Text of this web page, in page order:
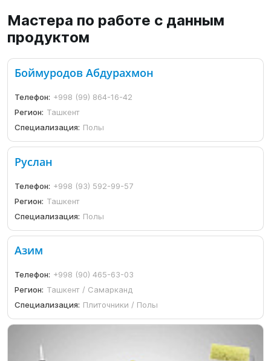
Мастера по работе с данным
продуктом
Боймуродов Абдурахмон
Телефон: +998 (99) 864-16-42
Регион: Ташкент
Специализация: Полы
Руслан
Телефон: +998 (93) 592-99-57
Регион: Ташкент
Специализация: Полы
Азим
Телефон: +998 (90) 465-63-03
Регион: Ташкент / Самарканд
Специализация: Плиточники / Полы